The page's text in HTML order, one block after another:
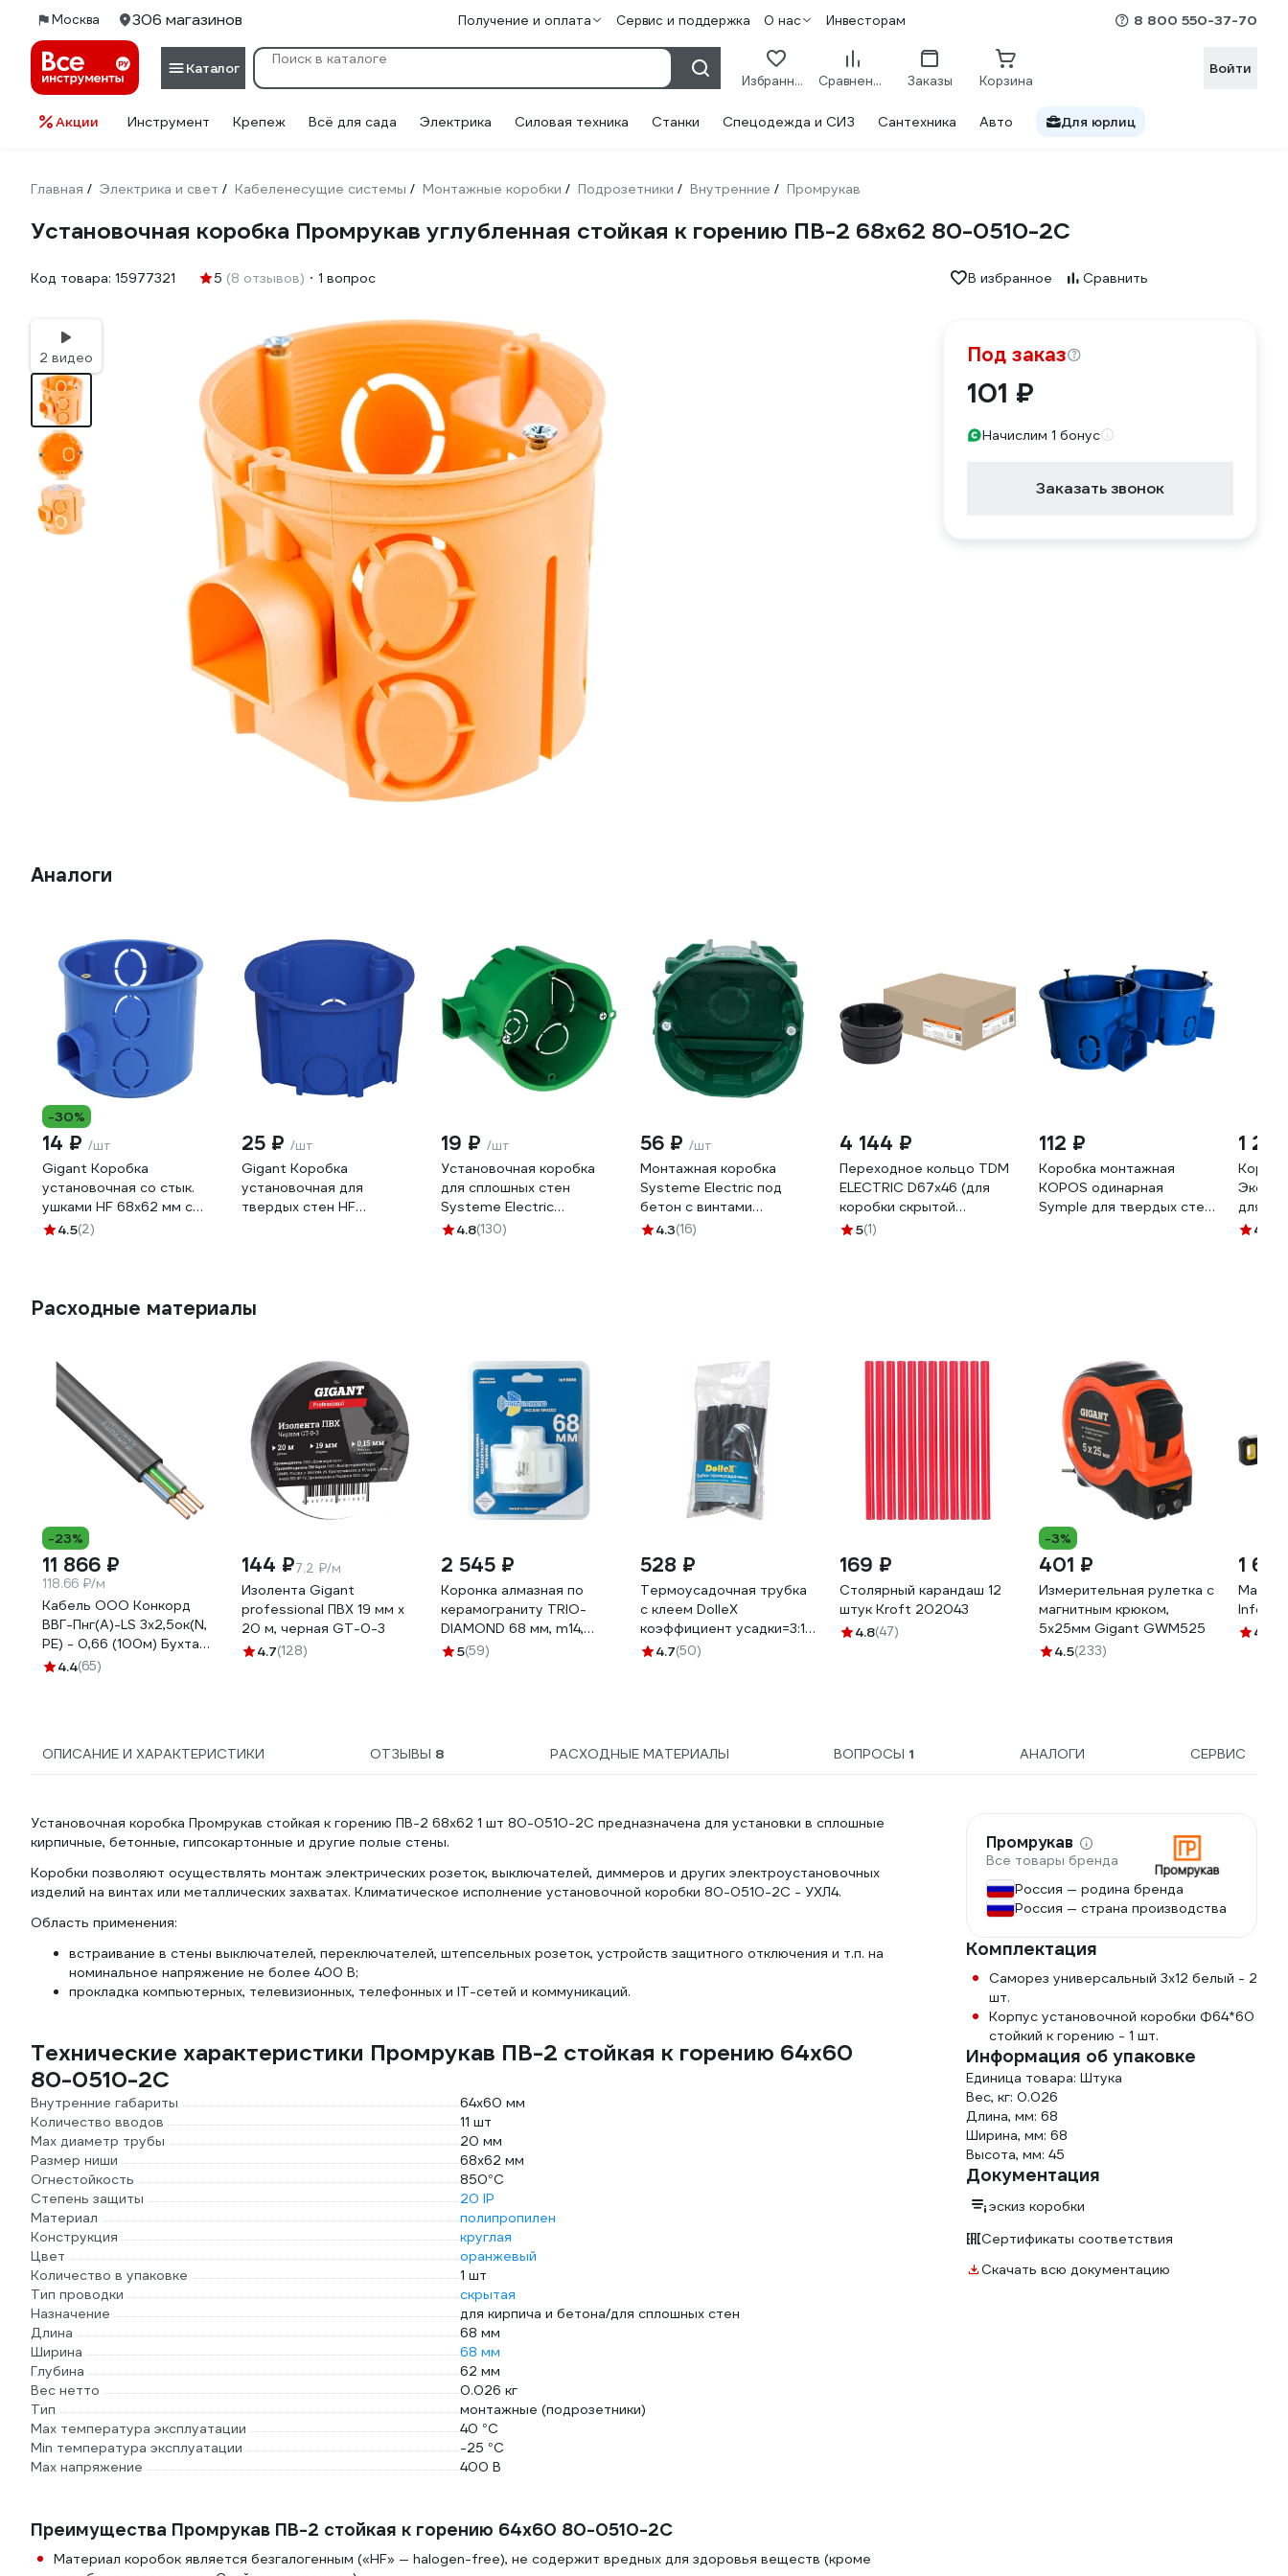
Москва 306 магазинов Получение и оплата Сервис и поддержка О нас Инвесторам 8 800 550-37-70
Каталог
Избранное Сравнение Заказы Корзина
Войти
Акции Инструмент Крепеж Всё для сада Электрика Силовая техника Станки Спецодежда и СИЗ Сантехника Авто Для юрлиц
Главная / Электрика и свет / Кабеленесущие системы / Монтажные коробки / Подрозетники / Внутренние / Промрукав
Установочная коробка Промрукав углубленная стойкая к горению ПВ-2 68х62 80-0510-2С
Код товара: 15977321 5 (8 отзывов) 1 вопрос В избранное Сравнить
2 видео Под заказ
101 ₽
Начислим 1 бонус
Заказать звонок
Аналоги
-30%
14 ₽ /шт
Gigant Коробка
установочная со стык.
ушками HF 68x62 мм с
саморезами, 1 шт, IP20,
4.5(2)
25 ₽ /шт
Gigant Коробка
установочная для
твердых стен HF
19 ₽ /шт
Установочная коробка
для сплошных стен
Systeme Electric
68(65)X45, DIY IMT351001
4.8(130)
56 ₽ /шт
Монтажная коробка
Systeme Electric под
бетон с винтами
LEX1420572MR
4.3(16)
4 144 ₽
Переходное кольцо TDM
ELECTRIC D67x46 (для
коробки скрытой
проводки D70x72мм)
5(1)
112 ₽
Коробка монтажная
KOPOS одинарная
Symple для твердых стен
1
для
70122
4
Расходные материалы
-23%
11 866 ₽
118.66 ₽/м
Кабель ООО Конкорд
ВВГ-Пнг(А)-LS 3x2,5ок(N,
PE) - 0,66 (100м) Бухта
100м 4663
4.4(65)
144 ₽7.2 ₽/м
Изолента Gigant
professional ПВХ 19 мм х
20 м, черная GT-0-3
4.7(128)
2 545 ₽
Коронка алмазная по
керамограниту TRIO-
DIAMOND 68 мм, m14,
Vacuum Brazed, VB068
5(59)
528 ₽
Термоусадочная трубка
с клеем DolleX
коэффициент усадки=3:1,
набор 10 шт., 3 - 12 мм,
4.7(50)
169 ₽
Столярный карандаш 12
штук Kroft 202043
4.8(47)
-3%
401 ₽
Измерительная рулетка с
магнитным крюком,
5x25мм Gigant GWM525
4.5(233)
1
4.6
ОПИСАНИЕ И ХАРАКТЕРИСТИКИ ОТЗЫВЫ 8 РАСХОДНЫЕ МАТЕРИАЛЫ ВОПРОСЫ 1 АНАЛОГИ СЕРВИС
Установочная коробка Промрукав стойкая к горению ПВ-2 68х62 1 шт 80-0510-2С предназначена для установки в сплошные
кирпичные, бетонные, гипсокартонные и другие полые стены.
Коробки позволяют осуществлять монтаж электрических розеток, выключателей, диммеров и других электроустановочных
изделий на винтах или металлических захватах. Климатическое исполнение установочной коробки 80-0510-2С - УХЛ4.
Область применения:
встраивание в стены выключателей, переключателей, штепсельных розеток, устройств защитного отключения и т.п. на
номинальное напряжение не более 400 В;
прокладка компьютерных, телевизионных, телефонных и IT-сетей и коммуникаций.
Технические характеристики Промрукав ПВ-2 стойкая к горению 64х60
80-0510-2С
Внутренние габариты
64х60 мм
Количество вводов
11 шт
Max диаметр трубы
20 мм
Размер ниши
68х62 мм
Огнестойкость
850°C
Степень защиты
20 IP
Материал
полипропилен
Конструкция
круглая
Цвет
оранжевый
Количество в упаковке
1 шт
Тип проводки
скрытая
Назначение
для кирпича и бетона/для сплошных стен
Длина
68 мм
Ширина
68 мм
Глубина
62 мм
Вес нетто
0.026 кг
Тип
монтажные (подрозетники)
Max температура эксплуатации
40 °С
Min температура эксплуатации
-25 °С
Max напряжение
400 В
Преимущества Промрукав ПВ-2 стойкая к горению 64х60 80-0510-2С
Материал коробок является безгалогенным («HF» — halogen-free), не содержит вредных для здоровья веществ (кроме
Промрукав
Все товары бренда
Россия — родина бренда
Россия — страна производства
Комплектация
Саморез универсальный 3х12 белый - 2
шт.
Корпус установочной коробки Ф64*60
стойкий к горению - 1 шт.
Информация об упаковке
Единица товара: Штука
Вес, кг: 0.026
Длина, мм: 68
Ширина, мм: 68
Высота, мм: 45
Документация
эскиз коробки
Сертификаты соответствия
Скачать всю документацию